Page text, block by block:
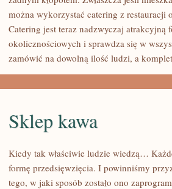
PRZEWODZĄCE
PRĄDmożna wykorzystać catering z
Catering jest teraz nadzwyczaj atrakcyjną
okolicznościowych i sprawdza się w
zamówić na dowolną ilość ludzi, a
Sklep kawa
Kiedy tak właściwie ludzie wiedzą…
formę przedsięwzięcia. I powinniśmy
tego, w jaki sposób zostało ono